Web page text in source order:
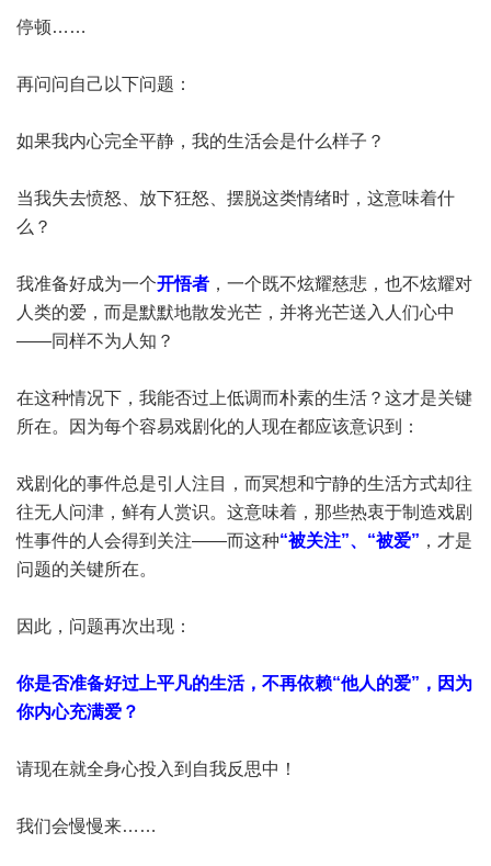
停顿……
再问问自己以下问题：
如果我内心完全平静，我的生活会是什么样子？
当我失去愤怒、放下狂怒、摆脱这类情绪时，这意味着什
么？
我准备好成为一个开悟者 ，一个既不炫耀慈悲，也不炫耀对
人类的爱，而是默默地散发光芒，并将光芒送入人们心中
——同样不为人知？
在这种情况下，我能否过上低调而朴素的生活？这才是关键
所在。因为每个容易戏剧化的人现在都应该意识到：
戏剧化的事件总是引人注目，而冥想和宁静的生活方式却往
往无人问津，鲜有人赏识。这意味着，那些热衷于制造戏剧
性事件的人会得到关注——而这种“被关注”、“被爱” ，才是
问题的关键所在。
因此，问题再次出现：
你是否准备好过上平凡的生活，不再依赖“他人的爱”，因为
你内心充满爱？
请现在就全身心投入到自我反思中！
我们会慢慢来……